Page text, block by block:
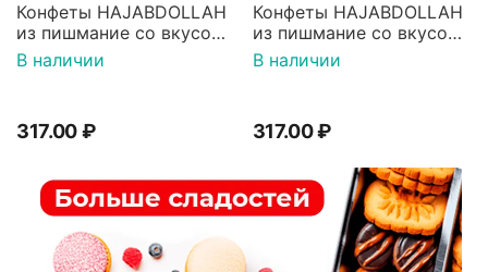
Конфеты HAJABDOLLAH
из пишмание со вкусом
ванили шоколадной
глазури 180г
В наличии
317.00₽
Конфеты HAJABDOLLAH
из пишмание со вкусом
апельсина во фруктовой
глазури 180г
В наличии
317.00₽